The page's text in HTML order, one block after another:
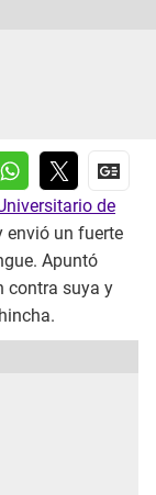
de
envió un fuerte
Apuntó
contra suya y